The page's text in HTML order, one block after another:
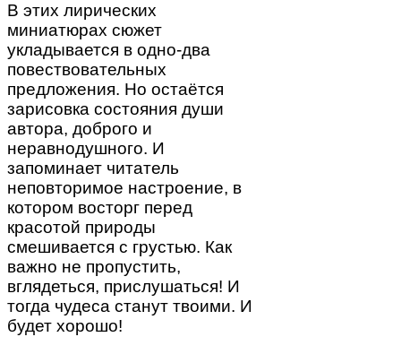
В этих лирических
миниатюрах сюжет
укладывается в одно-два
повествовательных
предложения. Но остаётся
зарисовка состояния души
автора, доброго и
неравнодушного. И
запоминает читатель
неповторимое настроение, в
котором восторг перед
красотой природы
смешивается с грустью. Как
важно не пропустить,
вглядеться, прислушаться! И
тогда чудеса станут твоими. И
будет хорошо!